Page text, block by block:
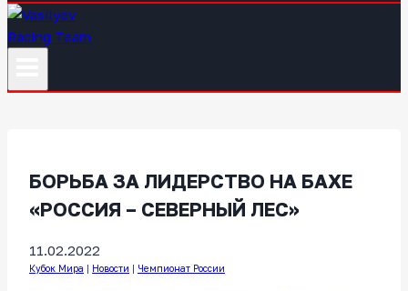
БОРЬБА ЗА ЛИДЕРСТВО НА БАХЕ
«РОССИЯ – СЕВЕРНЫЙ ЛЕС»
11.02.2022
Кубок Мира | Новости | Чемпионат России